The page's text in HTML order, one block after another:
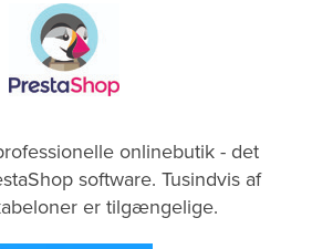
onlinebutik - det
software. Tusindvis af
er tilgængelige.